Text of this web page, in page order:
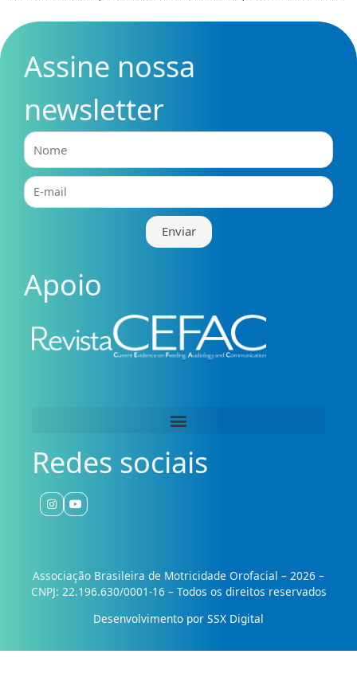
Assine nossa
newsletter
Nome
E-
mail
Enviar
Apoio
Redes sociais
Associação Brasileira de Motricidade Orofacial – 2026 –
CNPJ: 22.196.630/0001-16 – Todos os direitos reservados
Desenvolvimento por SSX Digital